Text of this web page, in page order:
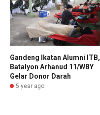
Gandeng Ikatan Alumni ITB,
Batalyon Arhanud 11/WBY
Gelar Donor Darah
5 year ago